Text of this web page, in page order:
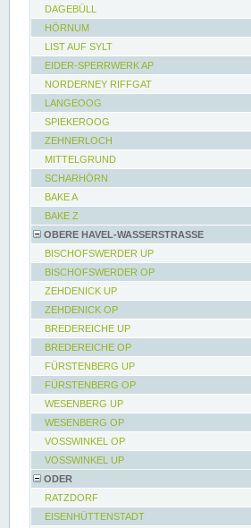
DAGEBÜLL
HÖRNUM
LIST AUF SYLT
EIDER-SPERRWERK AP
NORDERNEY RIFFGAT
LANGEOOG
SPIEKEROOG
ZEHNERLOCH
MITTELGRUND
SCHARHÖRN
BAKE A
BAKE Z
OBERE HAVEL-WASSERSTRASSE
BISCHOFSWERDER UP
BISCHOFSWERDER OP
ZEHDENICK UP
ZEHDENICK OP
BREDEREICHE UP
BREDEREICHE OP
FÜRSTENBERG UP
FÜRSTENBERG OP
WESENBERG UP
WESENBERG OP
VOSSWINKEL OP
VOSSWINKEL UP
ODER
RATZDORF
EISENHÜTTENSTADT